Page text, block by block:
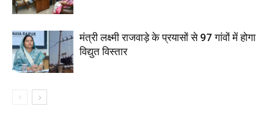
मंत्री लक्ष्मी राजवाड़े के प्रयासों से 97 गांवों में होगा
विद्युत विस्तार